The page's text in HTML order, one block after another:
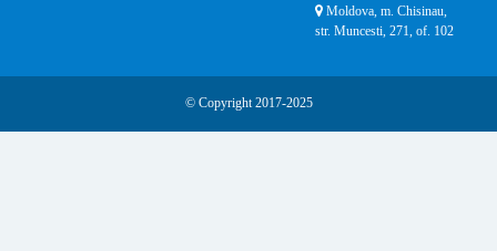
Moldova, m. Chisinau,
str. Muncesti, 271, of. 102
© Copyright 2017-2025